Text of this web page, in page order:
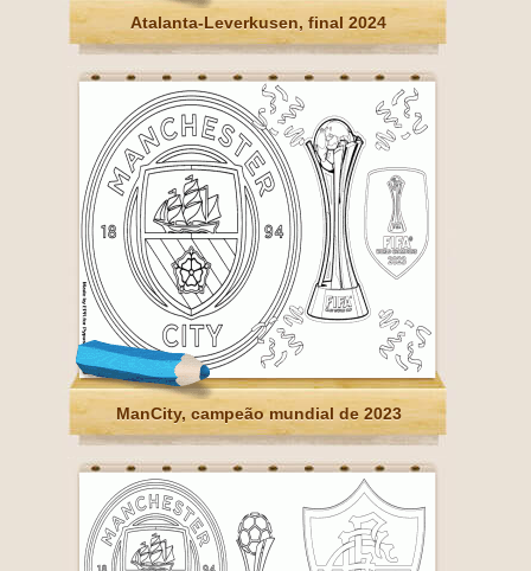
Atalanta-Leverkusen, final 2024
ManCity, campeão mundial de 2023